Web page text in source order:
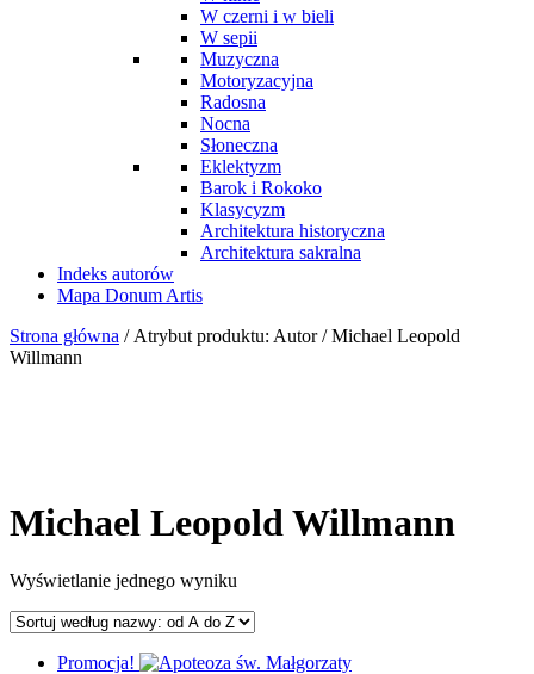
W czerni i w bieli
W sepii
Muzyczna
Motoryzacyjna
Radosna
Nocna
Słoneczna
Eklektyzm
Barok i Rokoko
Klasycyzm
Architektura historyczna
Architektura sakralna
Indeks autorów
Mapa Donum Artis
Strona główna / Atrybut produktu: Autor / Michael Leopold
Willmann
Michael Leopold Willmann
Wyświetlanie jednego wyniku
Promocja!